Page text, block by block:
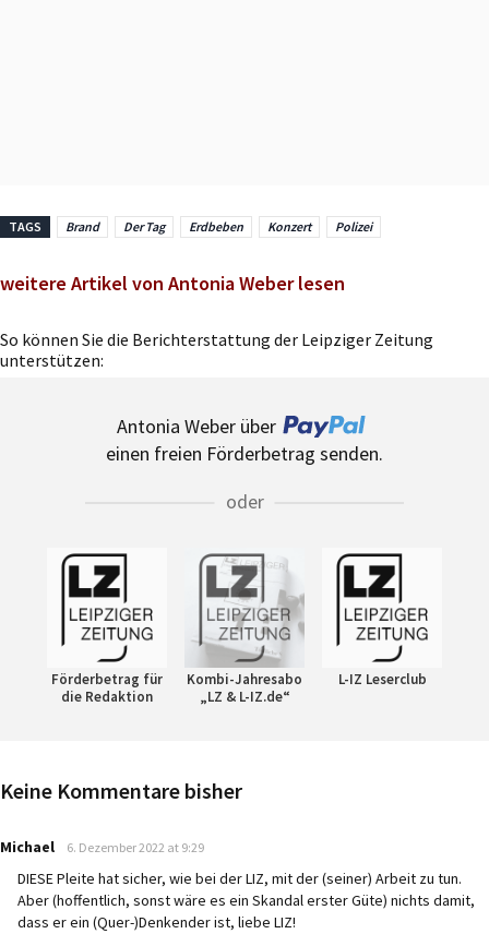
TAGS Brand Der Tag Erdbeben Konzert Polizei
weitere Artikel von Antonia Weber lesen
So können Sie die Berichterstattung der Leipziger Zeitung
unterstützen:
Antonia Weber über
einen freien Förderbetrag senden.
oder
Förderbetrag für
die Redaktion
Kombi-Jahresabo
„LZ & L-IZ.de“
L-IZ Leserclub
Keine Kommentare bisher
Michael says:
6. Dezember 2022 at 9:29
DIESE Pleite hat sicher, wie bei der LIZ, mit der (seiner) Arbeit zu tun.
Aber (hoffentlich, sonst wäre es ein Skandal erster Güte) nichts damit,
dass er ein (Quer-)Denkender ist, liebe LIZ!